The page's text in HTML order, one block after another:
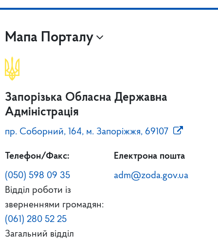
Мапа Порталу
Запорізька Обласна Державна
Адміністрація
пр. Соборний, 164, м. Запоріжжя, 69107
Телефон/Факс:
(050) 598 09 35
Відділ роботи із
зверненнями громадян:
(061) 280 52 25
Загальний відділ
Електрона пошта
adm@zoda.gov.ua